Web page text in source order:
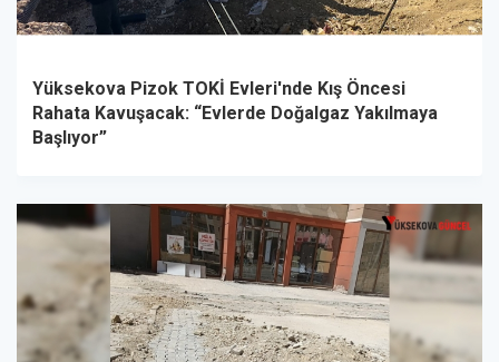
Yüksekova Pizok TOKİ Evleri'nde Kış Öncesi
Rahata Kavuşacak: “Evlerde Doğalgaz Yakılmaya
Başlıyor”